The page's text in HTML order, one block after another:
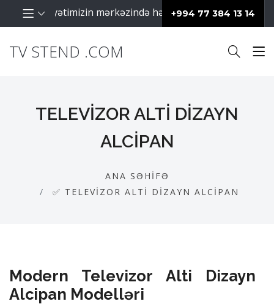
fəaliyyətimizin mərkəzində hər zaman müştərilərimiz
+994 77 384 13 14
TV STEND .COM
TELEVIZOR ALTI DIZAYN
ALCIPAN
ANA SƏHIFƏ
✅ TELEVIZOR ALTI DIZAYN ALCIPAN
Modern Televizor Alti Dizayn
Alcipan Modelləri